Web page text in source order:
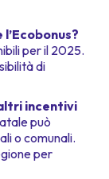
per il 2025.
di
incentivi
può
o comunali.
per